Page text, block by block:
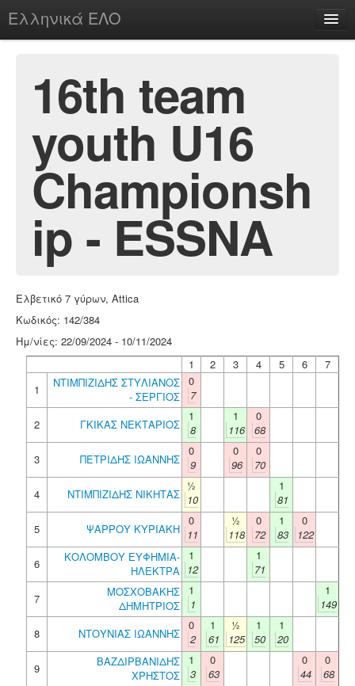
Ελληνικά ΕΛΟ
chesstu.be @ discord
Login
16th team
youth U16
Championsh
ip - ESSNA
Ελβετικό 7 γύρων, Attica
Κωδικός: 142/384
Ημ/νίες: 22/09/2024 - 10/11/2024
1
2 3 4 5 6
7
1
ΝΤΙΜΠΙΖΙΔΗΣ ΣΤΥΛΙΑΝΟΣ
- ΣΕΡΓΙΟΣ
0
7
2
ΓΚΙΚΑΣ ΝΕΚΤΑΡΙΟΣ
1
8
1
116
0
68
3
ΠΕΤΡΙΔΗΣ ΙΩΑΝΝΗΣ
0
9
0
96
0
70
4
ΝΤΙΜΠΙΖΙΔΗΣ ΝΙΚΗΤΑΣ
½
10
1
81
5
ΨΑΡΡΟΥ ΚΥΡΙΑΚΗ
0
11
½
118
0
72
1
83
0
122
6
ΚΟΛΟΜΒΟΥ ΕΥΦΗΜΙΑ-
ΗΛΕΚΤΡΑ
1
12
1
71
7
ΜΟΣΧΟΒΑΚΗΣ
ΔΗΜΗΤΡΙΟΣ
1
1
1
149
8
ΝΤΟΥΝΙΑΣ ΙΩΑΝΝΗΣ
0
2
1
61
½
125
1
50
1
20
9
ΒΑΖΔΙΡΒΑΝΙΔΗΣ
ΧΡΗΣΤΟΣ
1
3
0
63
0
44
0
68